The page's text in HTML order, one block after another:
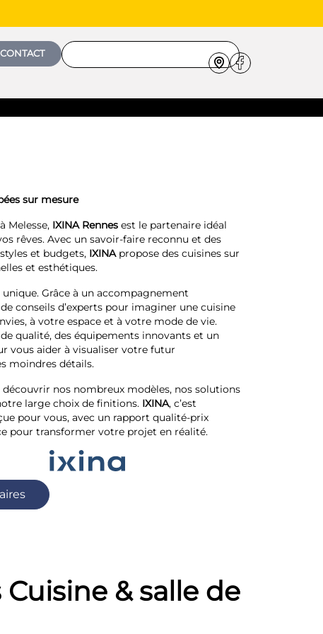
CONTACT
sur mesure
Melesse, IXINA Rennes est le partenaire idéal
rêves. Avec un savoir-faire reconnu et des
et budgets, IXINApropose des cuisines sur
et esthétiques.
Grâce à un accompagnement
conseils d’experts pour imaginer une cuisine
à votre espace et à votre mode de vie.
qualité, des équipements innovants et un
vous aider à visualiser votre futur
moindres détails.
nos nombreux modèles, nos solutions
large choix de finitions. IXINA, c’est
pour vous, avec un rapport qualité-prix
pour transformer votre projet en réalité.
& salle de